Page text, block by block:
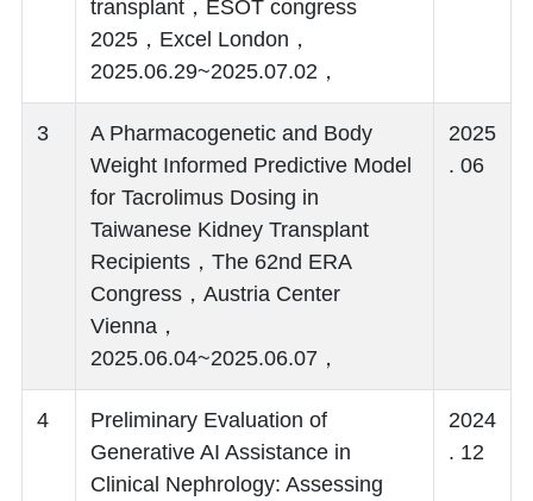
transplant，ESOT congress
2025，Excel London，
2025.06.29~2025.07.02，
3
A Pharmacogenetic and Body
Weight Informed Predictive Model
for Tacrolimus Dosing in
Taiwanese Kidney Transplant
Recipients，The 62nd ERA
Congress，Austria Center
Vienna，
2025.06.04~2025.06.07，
2025
. 06
4
Preliminary Evaluation of
Generative AI Assistance in
Clinical Nephrology: Assessing
2024
. 12